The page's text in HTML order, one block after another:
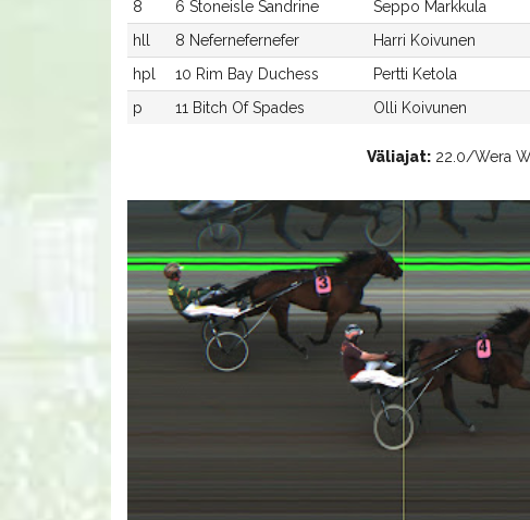
8
6 Stoneisle Sandrine Seppo Markkula
hll
8 Nefernefernefer Harri Koivunen
hpl
10 Rim Bay Duchess Pertti Ketola
p
11 Bitch Of Spades Olli Koivunen
Väliajat:22.0/Wera